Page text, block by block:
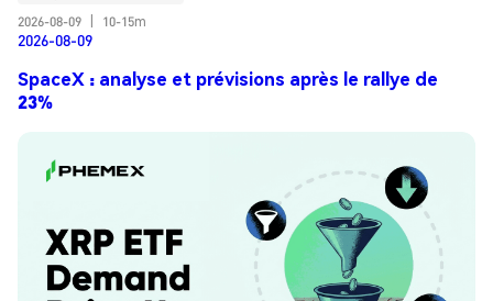
2026-08-09
10-15m
2026-08-09
SpaceX : analyse et prévisions après le rallye de
23%